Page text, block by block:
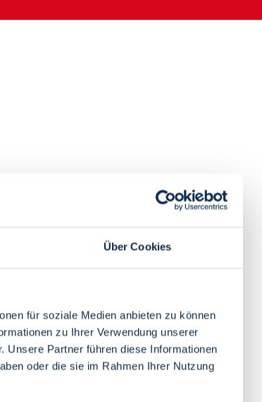
Über Cookies
für soziale Medien anbieten zu können
zu Ihrer Verwendung unserer
Unsere Partner führen diese Informationen
oder die sie im Rahmen Ihrer Nutzung